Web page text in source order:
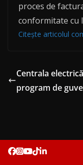
proces de
conformitate cu
Citește articolul
Centrala
program de